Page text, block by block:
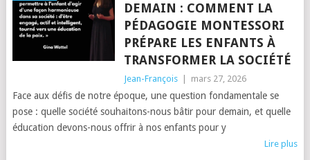
DEMAIN : COMMENT LA
PÉDAGOGIE MONTESSORI
PRÉPARE LES ENFANTS À
TRANSFORMER LA SOCIÉTÉ
Jean-François mars 27, 2026
Face aux défis de notre époque, une question fondamentale se
pose : quelle société souhaitons-nous bâtir pour demain, et quelle
éducation devons-nous offrir à nos enfants pour y
Lire plus